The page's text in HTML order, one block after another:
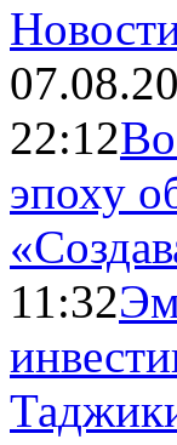
22:12
эпоху
11:32